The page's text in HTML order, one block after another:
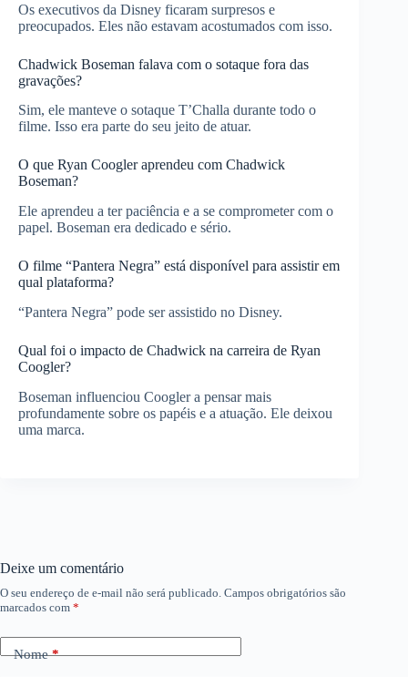
Os executivos da Disney ficaram surpresos e
preocupados. Eles não estavam acostumados com isso.
Chadwick Boseman falava com o sotaque fora das
gravações?
Sim, ele manteve o sotaque T’Challa durante todo o
filme. Isso era parte do seu jeito de atuar.
O que Ryan Coogler aprendeu com Chadwick
Boseman?
Ele aprendeu a ter paciência e a se comprometer com o
papel. Boseman era dedicado e sério.
O filme “Pantera Negra” está disponível para assistir em
qual plataforma?
“Pantera Negra” pode ser assistido no Disney.
Qual foi o impacto de Chadwick na carreira de Ryan
Coogler?
Boseman influenciou Coogler a pensar mais
profundamente sobre os papéis e a atuação. Ele deixou
uma marca.
Deixe um comentário
O seu endereço de e-mail não será publicado. Campos obrigatórios são
marcados com *
Nome*